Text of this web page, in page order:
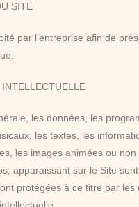
SITE
par l’entreprise afin de
les données, les
les textes, les
les images animées ou
apparaissant sur le Site
protégées à ce titre par les